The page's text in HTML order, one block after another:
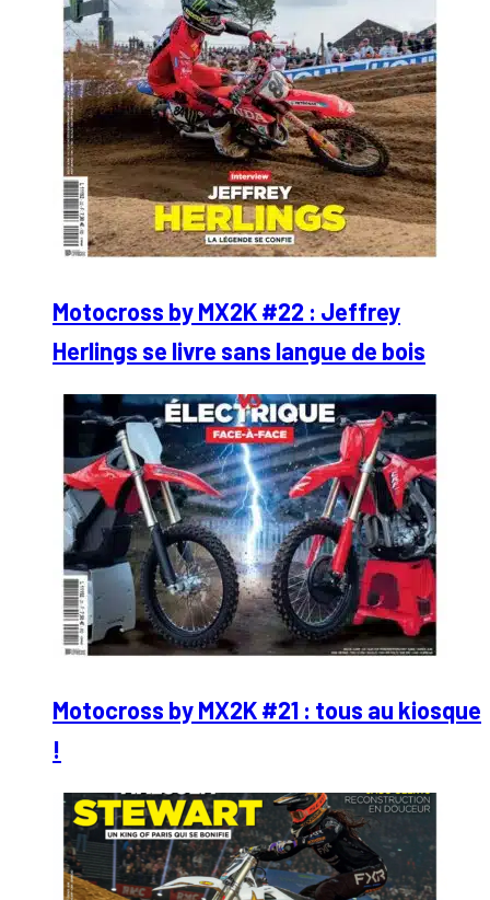
Motocross by MX2K #22 : Jeffrey
Herlings se livre sans langue de bois
Motocross by MX2K #21 : tous au kiosque
!